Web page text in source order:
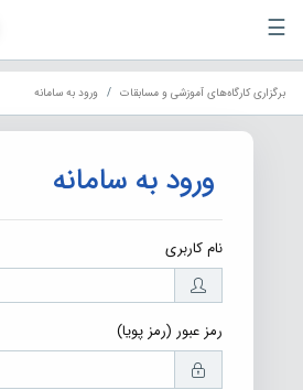
☰
برگزاری کارگاه‌های آموزشی و مسابقات ورود به سامانه
ورود به سامانه
نام کاربری
رمز عبور (رمز پویا)